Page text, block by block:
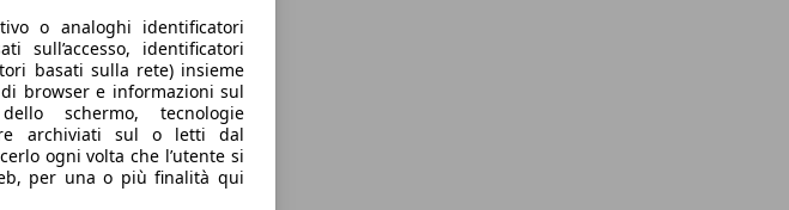
o analoghi identificatori
sull’accesso, identificatori
basati sulla rete) insieme
browser e informazioni sul
schermo, tecnologie
archiviati sul o letti dal
ogni volta che l’utente si
per una o più finalità qui